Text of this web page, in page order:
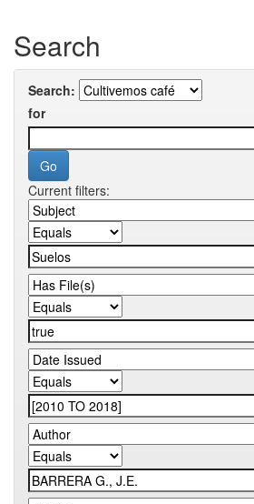
Search
Search:
for
Current filters: